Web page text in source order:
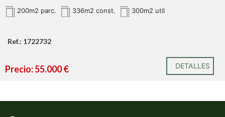
200m2 parc. 336m2 const. 300m2 util
Ref.: 1722732
Precio: 55.000 € DETALLES